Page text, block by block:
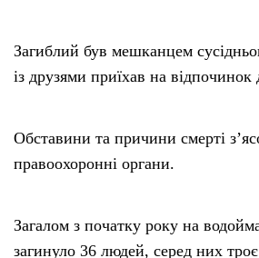
Загиблий був мешканцем
із друзями приїхав на відпочинок
Обставини та причини смерті
правоохоронні органи.
Загалом з початку року на
загинуло 36 людей, серед них